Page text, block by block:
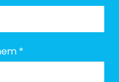
*